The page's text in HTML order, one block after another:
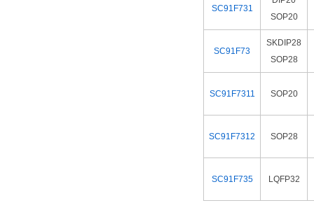
SC91F731
SOP20
SC91F73
SKDIP28
SOP28
SC91F7311 SOP20
SC91F7312 SOP28
SC91F735 LQFP32